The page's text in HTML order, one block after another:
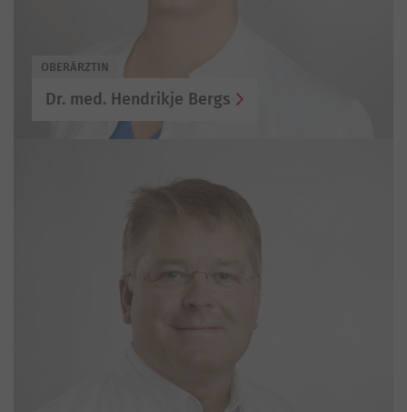
OBERÄRZTIN
Dr. med. Hendrikje Bergs